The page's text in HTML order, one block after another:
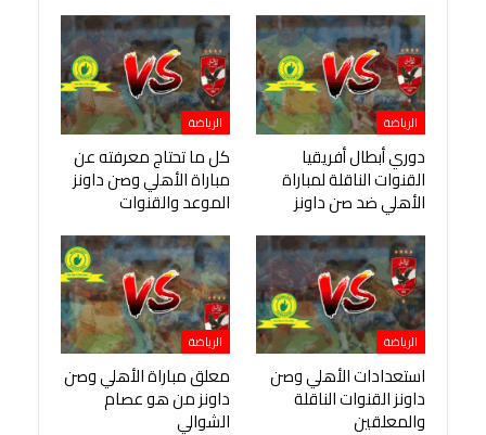
الرياضة
دوري أبطال أفريقيا
القنوات الناقلة لمباراة
الأهلي ضد صن داونز
الرياضة
كل ما تحتاج معرفته عن
مباراة الأهلي وصن داونز
الموعد والقنوات
الرياضة
استعدادات الأهلي وصن
داونز القنوات الناقلة
والمعلقين
الرياضة
معلق مباراة الأهلي وصن
داونز من هو عصام
الشوالي